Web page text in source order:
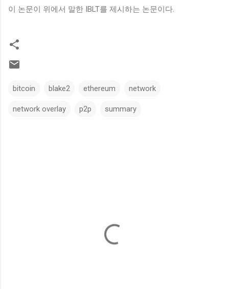
이 논문이 위에서 말한 IBLT를 제시하는 논문이다.
bitcoin blake2 ethereum network
network overlay p2p summary